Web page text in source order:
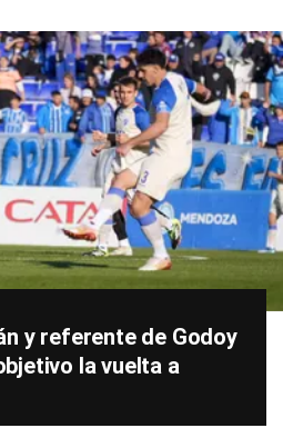
y referente de Godoy
la vuelta a